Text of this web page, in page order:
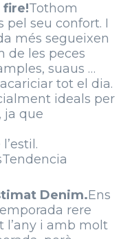
fire!Tothom
pel seu confort. I
més segueixen
de les peces
suaus …
tot el dia.
ideals per
ja que
Denim.Ens
rere
l’any i amb molt